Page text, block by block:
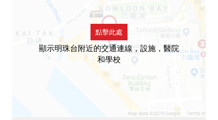
點擊此處
顯示明珠台附近的交通連線，設施，醫院
和學校